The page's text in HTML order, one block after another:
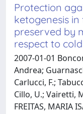
Protection
ketogenesis
preserved by
respect to
2007-01-01
Andrea;
Carlucci, F.;
Cillo, U.; Vairetti,
FREITAS, MARIA